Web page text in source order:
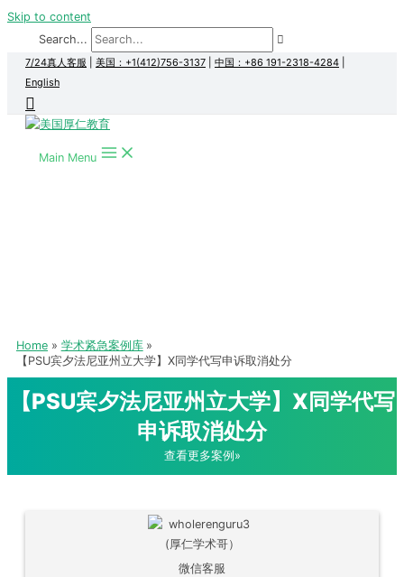
Skip to content
Search...
7/24真人客服 美国：+1(412)756-3137 中国：+86 191-2318-4284
English
Main Menu
Home
学术紧急案例库
【PSU宾夕法尼亚州立大学】X同学代写申诉取消处分
【PSU宾夕法尼亚州立大学】X同学代写
申诉取消处分
查看更多案例»
微信客服